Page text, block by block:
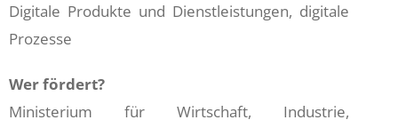
Digitale Produkte und Dienstleistungen, digitale
Prozesse
Wer fördert?
Ministerium für Wirtschaft, Industrie,